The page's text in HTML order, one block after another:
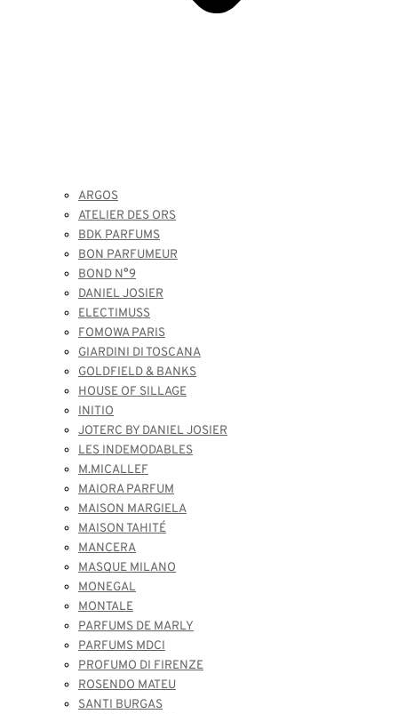
ARGOS
ATELIER DES ORS
BDK PARFUMS
BON PARFUMEUR
BOND N°9
DANIEL JOSIER
ELECTIMUSS
FOMOWA PARIS
GIARDINI DI TOSCANA
GOLDFIELD & BANKS
HOUSE OF SILLAGE
INITIO
JOTERC BY DANIEL JOSIER
LES INDEMODABLES
M.MICALLEF
MAIORA PARFUM
MAISON MARGIELA
MAISON TAHITÉ
MANCERA
MASQUE MILANO
MONEGAL
MONTALE
PARFUMS DE MARLY
PARFUMS MDCI
PROFUMO DI FIRENZE
ROSENDO MATEU
SANTI BURGAS